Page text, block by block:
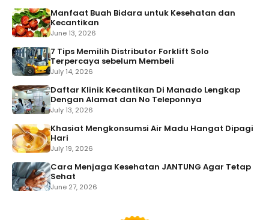
Manfaat Buah Bidara untuk Kesehatan dan
Kecantikan
June 13, 2026
7 Tips Memilih Distributor Forklift Solo
Terpercaya sebelum Membeli
July 14, 2026
Daftar Klinik Kecantikan Di Manado Lengkap
Dengan Alamat dan No Teleponnya
July 13, 2026
Khasiat Mengkonsumsi Air Madu Hangat Dipagi
Hari
July 19, 2026
Cara Menjaga Kesehatan JANTUNG Agar Tetap
Sehat
June 27, 2026